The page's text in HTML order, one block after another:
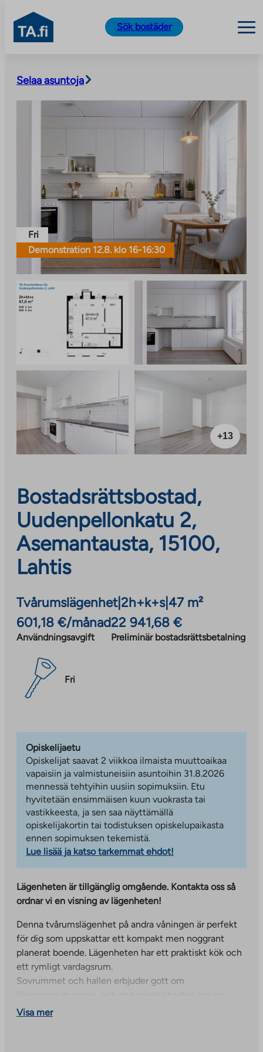
content
TA.fi
Sök bostäder
Selaa asuntoja
Fri
Demonstration 12.8. klo 16-16:30
+13
Bostadsrättsbostad,
Uudenpellonkatu 2,
Asemantausta, 15100,
Lahtis
Tvårumslägenhet|2h+k+s| 47 m²
601,18 €/månad
Användningsavgift
22 941,68 €
Preliminär bostadsrättsbetalning
Fri
Opiskelijaetu
Opiskelijat saavat 2 viikkoa ilmaista muuttoaikaa
vapaisiin ja valmistuneisiin asuntoihin 31.8.2026
mennessä tehtyihin uusiin sopimuksiin. Etu
hyvitetään ensimmäisen kuun vuokrasta tai
vastikkeesta, ja sen saa näyttämällä
opiskelijakortin tai todistuksen opiskelupaikasta
ennen sopimuksen tekemistä.
Lue lisää ja katso tarkemmat ehdot!
Lägenheten är tillgänglig omgående. Kontakta oss så
ordnar vi en visning av lägenheten!
Denna tvårumslägenhet på andra våningen är perfekt
för dig som uppskattar ett kompakt men noggrant
planerat boende. Lägenheten har ett praktiskt kök och
ett rymligt vardagsrum.
Sovrummet och hallen erbjuder gott om
touch av lyx till vardagen. Mysigheten toppas av en
Visa mer